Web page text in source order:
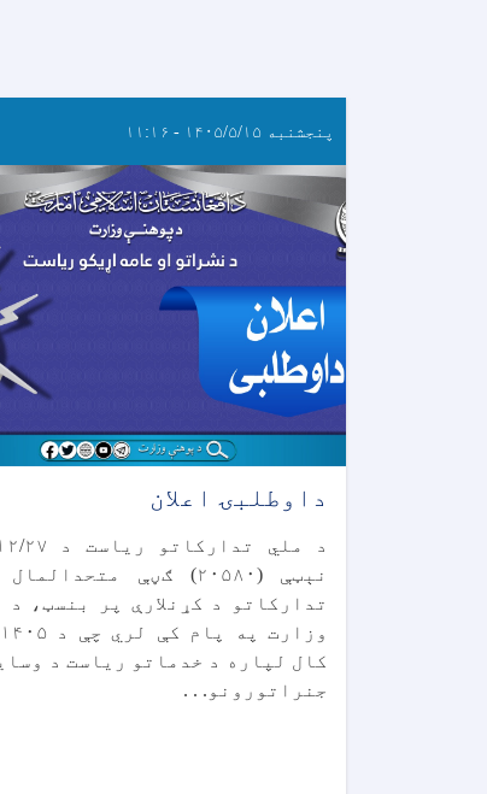
پنجشنبه ۱۴۰۵/۵/۱۵ - ۱۱:۱۶
داوطلبۍ اعلان
د ملي
نېټې (۲۰۵۸۰) ګڼې
تدارکاتو د کړنلارې پر بنسټ، د
کال لپاره د خدماتو ریاست د
جنراتورونو. . .